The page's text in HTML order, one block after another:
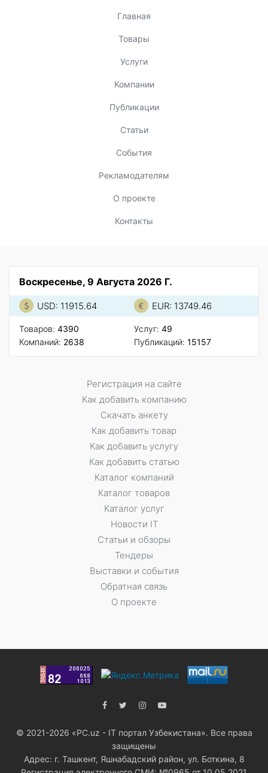
Главная
Товары
Услуги
Компании
Публикации
Статьи
События
Рекламодателям
О проекте
Контакты
Воскресенье, 9 Августа 2026 Г.
USD: 11915.64 EUR: 13749.46
Товаров: 4390
Компаний: 2638
Услуг: 49
Публикаций: 15157
Регистрация на сайте
Как добавить компанию
Скачать анкету
Как добавить товар
Как добавить услугу
Как добавить статью
Каталог компаний
Каталог товаров
Каталог услуг
Новости IT
Статьи и обзоры
Тендеры
Выставки и события
Обратная связь
О проекте
© 2021-2026 «PC.uz - IT портал Узбекистана». Все права
защищены
Адрес: г. Ташкент, Яшнабадский район, ул. Боткина, 8